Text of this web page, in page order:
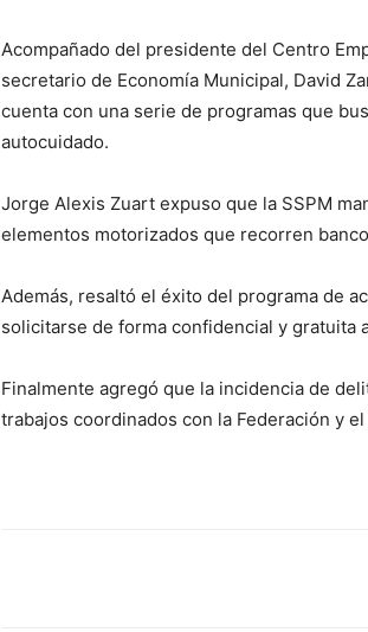
Acompañado del presidente del Centro
secretario de Economía Municipal, David
cuenta con una serie de programas que
autocuidado.
Jorge Alexis Zuart expuso que la SSPM
elementos motorizados que recorren
Además, resaltó el éxito del programa de
solicitarse de forma confidencial y gratuita
Finalmente agregó que la incidencia de
trabajos coordinados con la Federación y